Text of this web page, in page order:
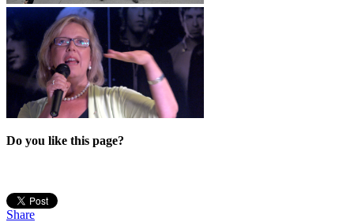
Do you like this page?
Share